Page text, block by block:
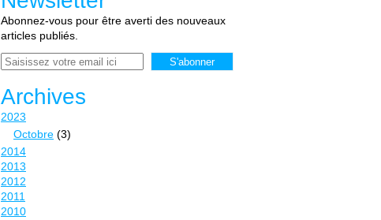
Abonnez-vous pour être averti des nouveaux
articles publiés.
Email
Archives
2023
Octobre (3)
2014
2013
2012
2011
2010